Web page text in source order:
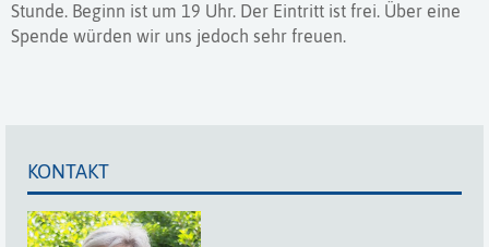
Stunde. Beginn ist um 19 Uhr. Der Eintritt ist frei. Über eine
Spende würden wir uns jedoch sehr freuen.
KONTAKT